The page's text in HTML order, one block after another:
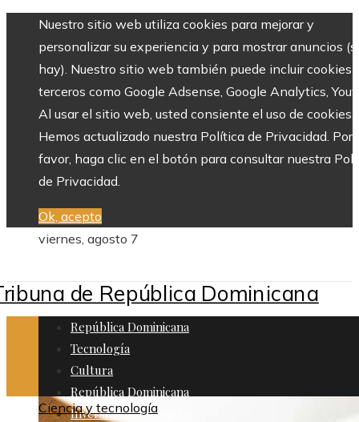
Nuestro sitio web utiliza cookies para mejorar y
personalizar su experiencia y para mostrar anuncios
hay). Nuestro sitio web también puede incluir cookies
terceros como Google Adsense, Google Analytics,
Al usar el sitio web, usted consiente el uso de cookies.
Hemos actualizado nuestra Política de Privacidad. Por
favor, haga clic en el botón para consultar nuestra
de Privacidad.
Ok, acepto
viernes, agosto 7
República Dominicana
Tecnología
Cultura
República Dominicana
Inversiones y negocios
Ciencia y tecnología